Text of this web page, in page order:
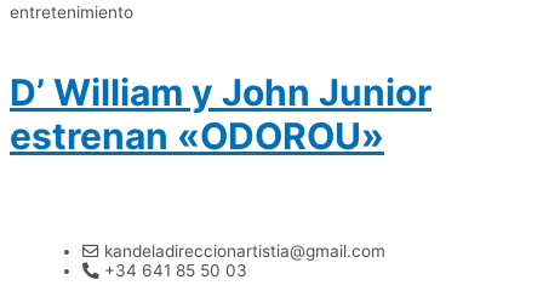
entretenimiento
D’ William y John Junior
estrenan «ODOROU»
kandeladireccionartistia@gmail.com
+34 641 85 50 03